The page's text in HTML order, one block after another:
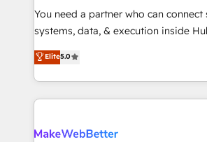
customer lifecycle through seamless
ensure long-term adoption with
and service to drive sustainable growth With 6
HubSpot accreditations and
You need a partner who can connect
systems, data, & execution inside
bridge the gap where most agencies
combining GTM strategy with
solve the right problem with the right
only firm in the world to hold Elite
clients gain a unique advantage in
Elite5.0